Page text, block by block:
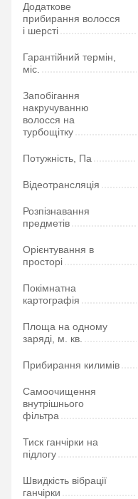
Додаткове
прибирання волосся
і шерсті
Гарантійний термін,
міс.
Запобігання
накручуванню
волосся на
турбощітку
Потужність, Па
Відеотрансляція
Розпізнавання
предметів
Орієнтування в
просторі
Покімнатна
картографія
Площа на одному
заряді, м. кв.
Прибирання килимів
Самоочищення
внутрішнього
фільтра
Тиск ганчірки на
підлогу
Швидкість вібрації
ганчірки